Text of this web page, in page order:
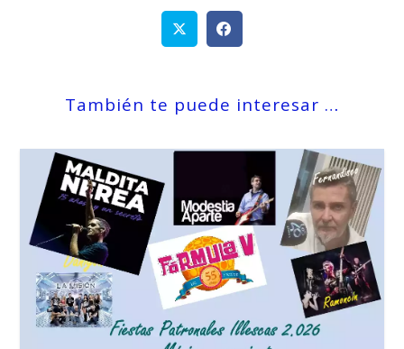
También te puede interesar …